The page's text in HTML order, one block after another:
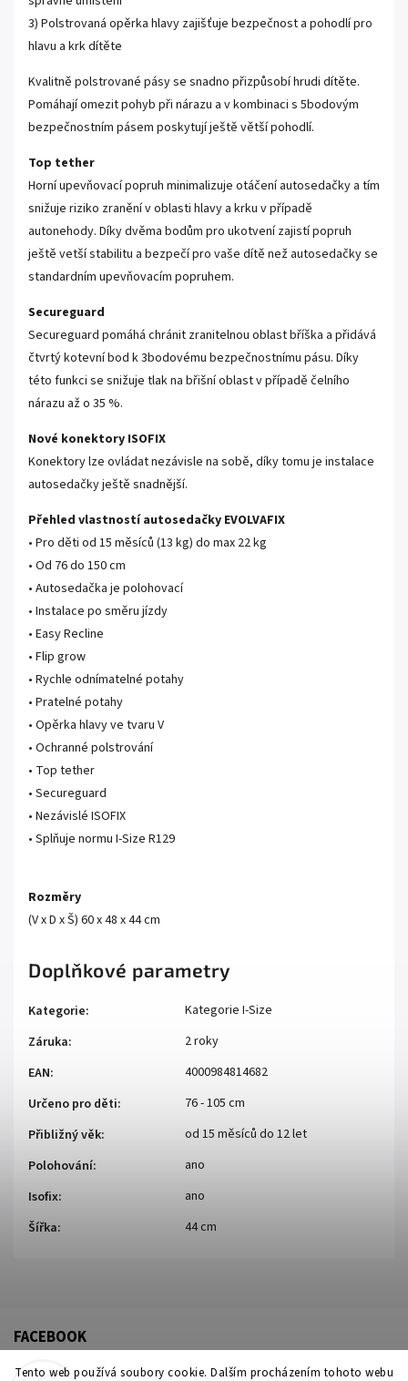
Tento web používá soubory cookie. Dalším procházením tohoto webu
3) Polstrovaná opěrka hlavy zajišťuje bezpečnost a pohodlí pro
hlavu a krk dítěte
Kvalitně polstrované pásy se snadno přizpůsobí hrudi dítěte.
Pomáhají omezit pohyb při nárazu a v kombinaci s 5bodovým
bezpečnostním pásem poskytují ještě větší pohodlí.
Top tether
Horní upevňovací popruh minimalizuje otáčení autosedačky a tím
snižuje riziko zranění v oblasti hlavy a krku v případě
autonehody. Díky dvěma bodům pro ukotvení zajistí popruh
ještě vetší stabilitu a bezpečí pro vaše dítě než autosedačky se
standardním upevňovacím popruhem.
Secureguard
Secureguard pomáhá chránit zranitelnou oblast bříška a přidává
čtvrtý kotevní bod k 3bodovému bezpečnostnímu pásu. Díky
této funkci se snižuje tlak na břišní oblast v případě čelního
nárazu až o 35 %.
Nové konektory ISOFIX
Konektory lze ovládat nezávisle na sobě, díky tomu je instalace
autosedačky ještě snadnější.
Přehled vlastností autosedačky EVOLVAFIX
• Pro děti od 15 měsíců (13 kg) do max 22 kg
• Od 76 do 150 cm
• Autosedačka je polohovací
• Instalace po směru jízdy
• Easy Recline
• Flip grow
• Rychle odnímatelné potahy
• Pratelné potahy
• Opěrka hlavy ve tvaru V
• Ochranné polstrování
• Top tether
• Secureguard
• Nezávislé ISOFIX
• Splňuje normu I-Size R129
Rozměry
(V x D x Š) 60 x 48 x 44 cm
Doplňkové parametry
Kategorie:
Kategorie I-Size
Záruka:
2 roky
EAN:
4000984814682
Určeno pro děti:
76 - 105 cm
Přibližný věk:
od 15 měsíců do 12 let
Polohování:
ano
Isofix:
ano
Šířka: 44 cm
FACEBOOK